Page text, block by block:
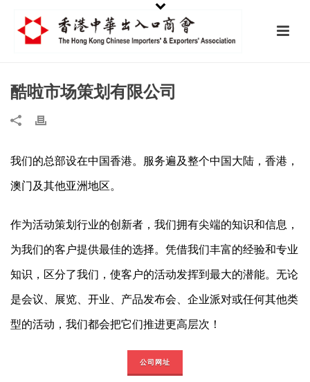
酷啦市场策划有限公司
我们的总部设在中国香港。服务遍及整个中国大陆，香港，
澳门及其他亚洲地区。
作为活动策划行业的创新者，我们拥有尖端的知识和信息，
为我们的客户提供最佳的选择。凭借我们丰富的经验和专业
知识，区分了我们，使客户的活动发挥到最大的潜能。无论
是会议、展览、开业、产品发布会、企业派对或任何其他类
型的活动，我们都会把它们推进更高层次！
公司网址